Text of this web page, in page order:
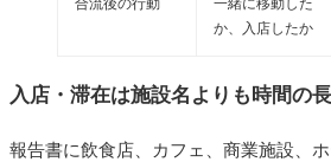
合流後の行動
一緒に移動した
か、入店したか
入店・滞在は施設名よりも時間の
報告書に飲食店、カフェ、商業施設、